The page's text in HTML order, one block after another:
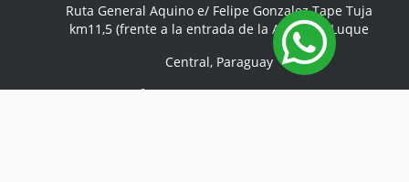
Ruta General Aquino e/ Felipe Gonzalez Tape Tuja
km11,5 (frente a la entrada de la Aviación) Luque
Central, Paraguay
Teléfono:0981 440 047